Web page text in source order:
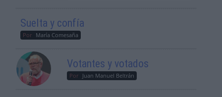
Suelta y confía
Por María Comesaña
Votantes y votados
Por Juan Manuel Beltrán